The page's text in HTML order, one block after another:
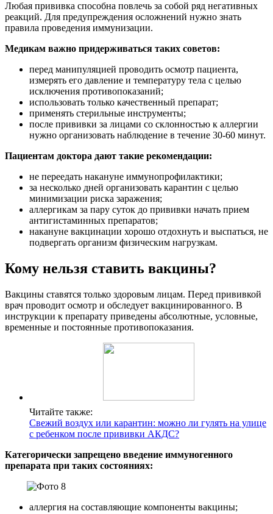
Любая прививка способна повлечь за собой ряд негативных
реакций. Для предупреждения осложнений нужно знать
правила проведения иммунизации.
Медикам важно придерживаться таких советов:
перед манипуляцией проводить осмотр пациента,
измерять его давление и температуру тела с целью
исключения противопоказаний;
использовать только качественный препарат;
применять стерильные инструменты;
после прививки за лицами со склонностью к аллергии
нужно организовать наблюдение в течение 30-60 минут.
Пациентам доктора дают такие рекомендации:
не переедать накануне иммунопрофилактики;
за несколько дней организовать карантин с целью
минимизации риска заражения;
аллергикам за пару суток до прививки начать прием
антигистаминных препаратов;
накануне вакцинации хорошо отдохнуть и выспаться, не
подвергать организм физическим нагрузкам.
Кому нельзя ставить вакцины?
Вакцины ставятся только здоровым лицам. Перед прививкой
врач проводит осмотр и обследует вакцинированного. В
инструкции к препарату приведены абсолютные, условные,
временные и постоянные противопоказания.
Читайте также:
Свежий воздух или карантин: можно ли гулять на улице
с ребенком после прививки АКДС?
Категорически запрещено введение иммуногенного
препарата при таких состояниях:
аллергия на составляющие компоненты вакцины;